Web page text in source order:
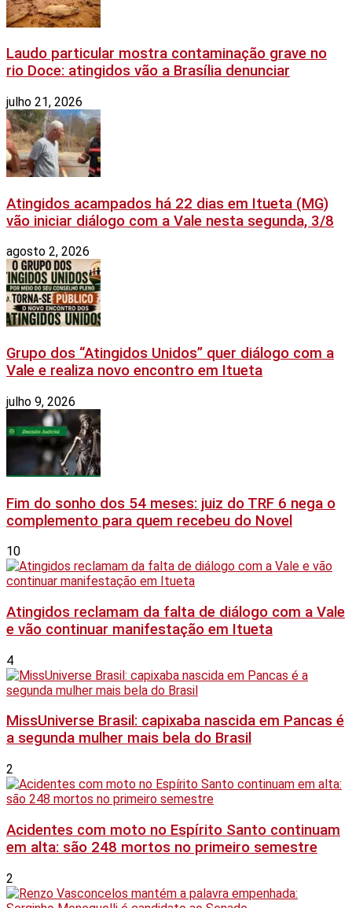
Laudo particular mostra contaminação grave no
rio Doce: atingidos vão a Brasília denunciar
julho 21, 2026
Atingidos acampados há 22 dias em Itueta (MG)
vão iniciar diálogo com a Vale nesta segunda, 3/8
agosto 2, 2026
Grupo dos “Atingidos Unidos” quer diálogo com a
Vale e realiza novo encontro em Itueta
julho 9, 2026
Fim do sonho dos 54 meses: juiz do TRF 6 nega o
complemento para quem recebeu do Novel
10
Atingidos reclamam da falta de diálogo com a Vale
e vão continuar manifestação em Itueta
4
MissUniverse Brasil: capixaba nascida em Pancas é
a segunda mulher mais bela do Brasil
2
Acidentes com moto no Espírito Santo continuam
em alta: são 248 mortos no primeiro semestre
2